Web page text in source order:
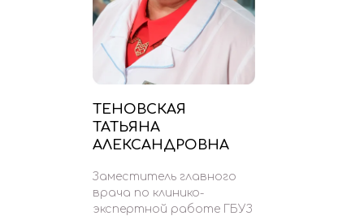
ТЕНОВСКАЯ
ТАТЬЯНА
АЛЕКСАНДРОВНА
Заместитель главного
врача по клинико-
экспертной работе ГБУЗ